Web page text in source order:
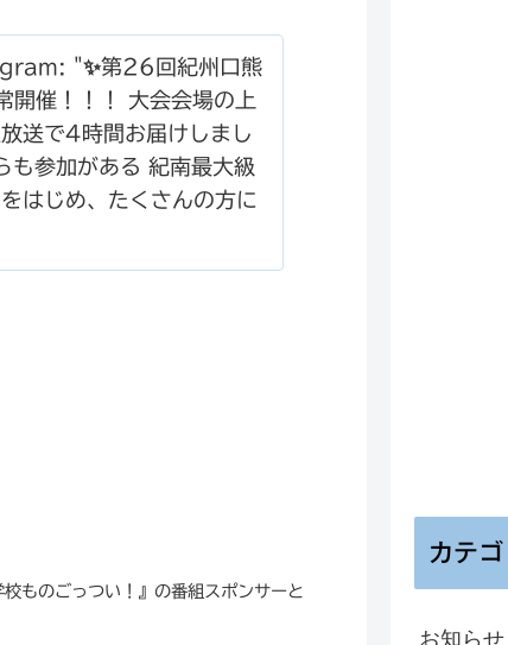
"✨第26回紀州口熊
開催！！！ 大会会場の上
送で4時間お届けしまし
も参加がある 紀南最大級
はじめ、たくさんの方に
めて感じました✨ ¨ そ
者の方々に ご出演いた
文化会館前特設スタジオから 生
なく、海外か...
のごっつい！』の番組スポンサーと
カテ
お知ら